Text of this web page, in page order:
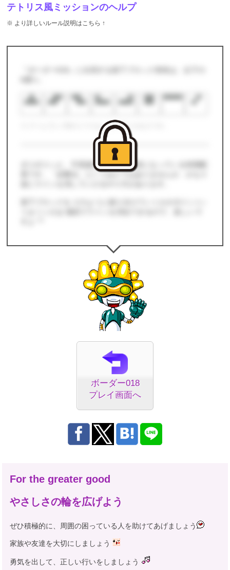
テトリス風ミッションのヘルプ
※ より詳しいルール説明はこちら ↑
※ ゲームプレイ時の１マスは、全て同じ大きさです。
ボコボコっと、不思議な凹みが階段状になっている初期配
置です。「必勝法」というほどではありませんが、かなり
ボーダー018
プレイ画面へ
For the greater good
やさしさの輪を広げよう
ぜひ積極的に、周囲の困っている人を助けてあげましょう
家族や友達を大切にしましょう
勇気を出して、正しい行いをしましょう